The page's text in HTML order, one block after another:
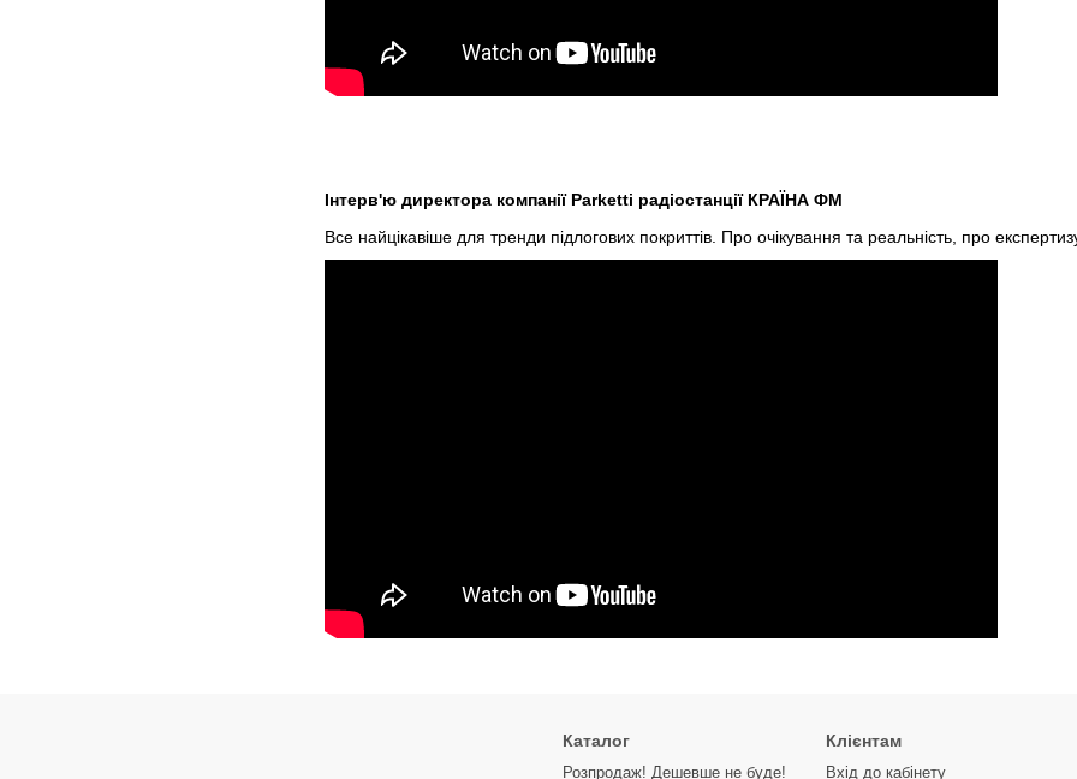
Інтерв'ю директора компанії Parketti радіостанції КРАЇНА ФМ
Все найцікавіше для тренди підлогових покриттів. Про очікування та реальність, про
Каталог
Розпродаж! Дешевше не буде!
Клієнтам
Вхід до кабінету